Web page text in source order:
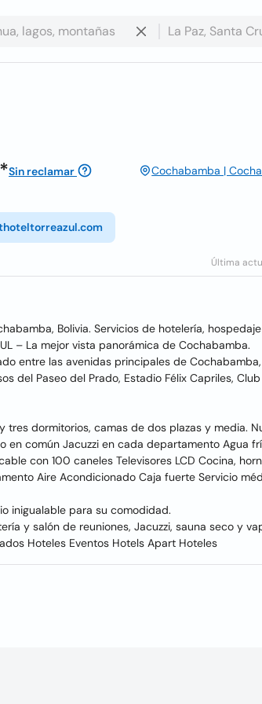
Sin reclamar
Cochabamba |
Última
Bolivia. Servicios de hotelería,
– La mejor vista panorámica de Cochabamba.
entre las avenidas principales de
del Paseo del Prado, Estadio Félix Capriles,
dormitorios, camas de dos plazas y media.
en común Jacuzzi en cada departamento Agua
con 100 caneles Televisores LCD Cocina,
Aire Acondicionado Caja fuerte Servicio
inigualable para su comodidad.
y salón de reuniones, Jacuzzi, sauna seco y
Hoteles Eventos Hotels Apart Hoteles